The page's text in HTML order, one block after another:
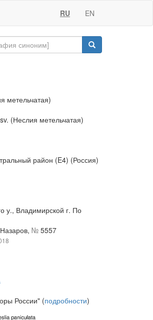
RU EN
метельчатая)
(Неслия метельчатая)
район (E4) (Россия)
у., Владимирской г. По
№ 5557
России" (подробности)